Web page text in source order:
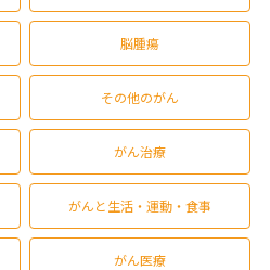
脳腫瘍
その他のがん
がん治療
がんと生活・運動・食事
がん医療